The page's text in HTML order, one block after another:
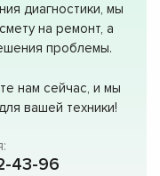
диагностики, мы
на ремонт, а
проблемы.
нам сейчас, и мы
вашей техники!
43-96